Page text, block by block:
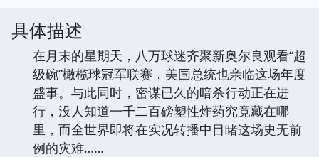
具体描述
在月末的星期天，八万球迷齐聚新奥尔良观看“超
级碗”橄榄球冠军联赛，美国总统也亲临这场年度
盛事。与此同时，密谋已久的暗杀行动正在进
行，没人知道一千二百磅塑性炸药究竟藏在哪
里，而全世界即将在实况转播中目睹这场史无前
例的灾难……